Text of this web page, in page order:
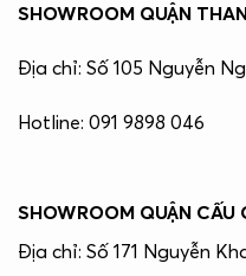
SHOWROOM QUẬN
Địa chỉ: Số 105 Nguyễn
Hotline: 091 9898 046
SHOWROOM QUẬN CẤU
Địa chỉ: Số 171 Nguyễn